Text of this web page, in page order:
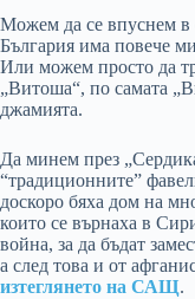
Можем да се впуснем в
България има повече
Или можем просто да
„Витоша“, по самата
джамията.
Да минем през
“традиционните”
доскоро бяха дом на
които се върнаха в
война, за да бъдат
а след това и от
изтеглянето на САЩ.